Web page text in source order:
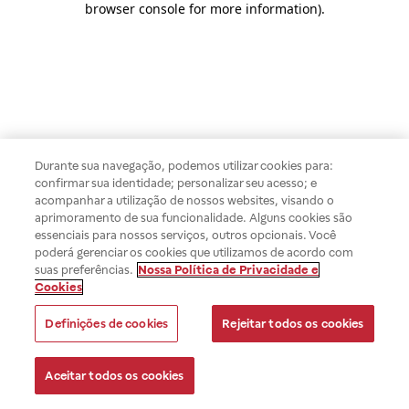
browser console for more information).
Durante sua navegação, podemos utilizar cookies para:
confirmar sua identidade; personalizar seu acesso; e
acompanhar a utilização de nossos websites, visando o
aprimoramento de sua funcionalidade. Alguns cookies são
essenciais para nossos serviços, outros opcionais. Você
poderá gerenciar os cookies que utilizamos de acordo com
suas preferências. Nossa Política de Privacidade e
Cookies
Definições de cookies Rejeitar todos os cookies
Aceitar todos os cookies